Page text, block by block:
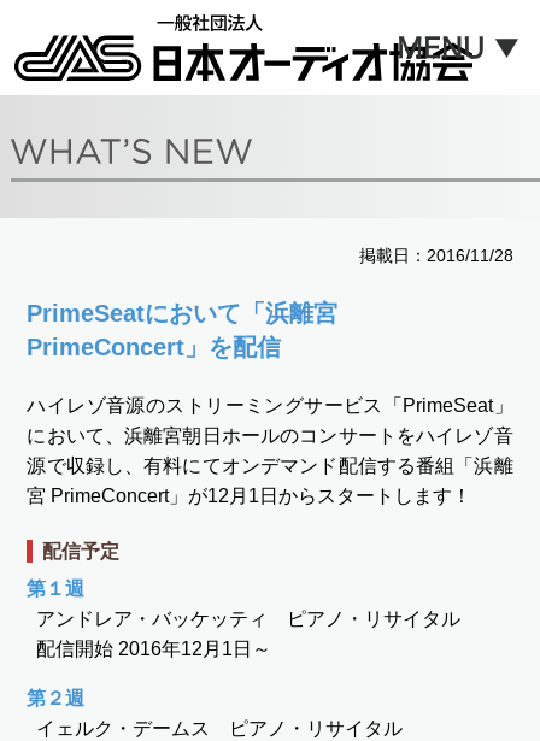
掲載日：2016/11/28
PrimeSeatにおいて「浜離宮
PrimeConcert」を配信
ハイレゾ音源のストリーミングサービス「PrimeSeat」
において、浜離宮朝日ホールのコンサートをハイレゾ音
源で収録し、有料にてオンデマンド配信する番組「浜離
宮 PrimeConcert」が12月1日からスタートします！
配信予定
第１週
アンドレア・バッケッティ ピアノ・リサイタル
配信開始 2016年12月1日～
第２週
イェルク・デームス ピアノ・リサイタル